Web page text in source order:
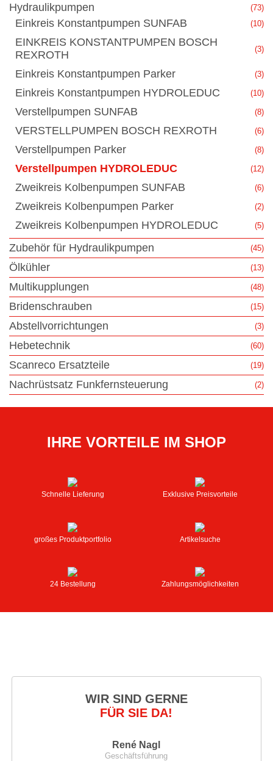
Hydraulikpumpen (73)
Einkreis Konstantpumpen SUNFAB (10)
EINKREIS KONSTANTPUMPEN BOSCH
REXROTH
(3)
Einkreis Konstantpumpen Parker (3)
Einkreis Konstantpumpen HYDROLEDUC (10)
Verstellpumpen SUNFAB (8)
VERSTELLPUMPEN BOSCH REXROTH (6)
Verstellpumpen Parker (8)
Verstellpumpen HYDROLEDUC (12)
Zweikreis Kolbenpumpen SUNFAB (6)
Zweikreis Kolbenpumpen Parker (2)
Zweikreis Kolbenpumpen HYDROLEDUC (5)
Zubehör für Hydraulikpumpen (45)
Ölkühler (13)
Multikupplungen (48)
Bridenschrauben (15)
Abstellvorrichtungen (3)
Hebetechnik (60)
Scanreco Ersatzteile (19)
Nachrüstsatz Funkfernsteuerung (2)
IHRE VORTEILE IM SHOP
Schnelle Lieferung Exklusive Preisvorteile
großes Produktportfolio Artikelsuche
24 Bestellung Zahlungsmöglichkeiten
WIR SIND GERNE
FÜR SIE DA!
René Nagl
Geschäftsführung